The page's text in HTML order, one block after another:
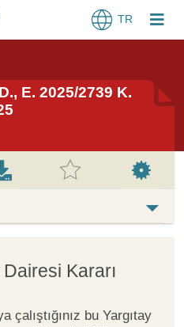
TR
E. 2025/2739 K.
Kararı
çalıştığınız bu Yargıtay